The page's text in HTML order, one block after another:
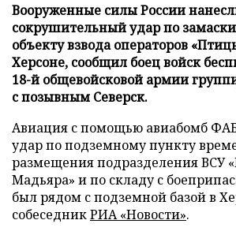
Вооруженные силы России
сокрушительный удар по
объекту взвода операторов
Херсоне, сообщил боец войск
18-й общевойсковой армии
с позывным Северск.
Авиация с помощью авиабомб
удар по подземному пункту
размещения подразделения ВСУ
Мадьяра» и по складу с
был рядом с подземной базой в
собеседникРИА «Новости».